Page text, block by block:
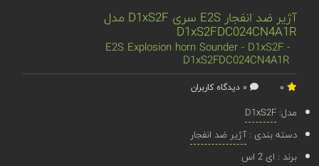
آژیر ضد انفجار E2S سری D1xS2F مدل
D1xS2FDC024CN4A1R
E2S Explosion horn Sounder - D1xS2F -
D1xS2FDC024CN4A1R
مدل:D1xS2F
دسته بندی :آژیر ضد انفجار
برند : ای 2 اس